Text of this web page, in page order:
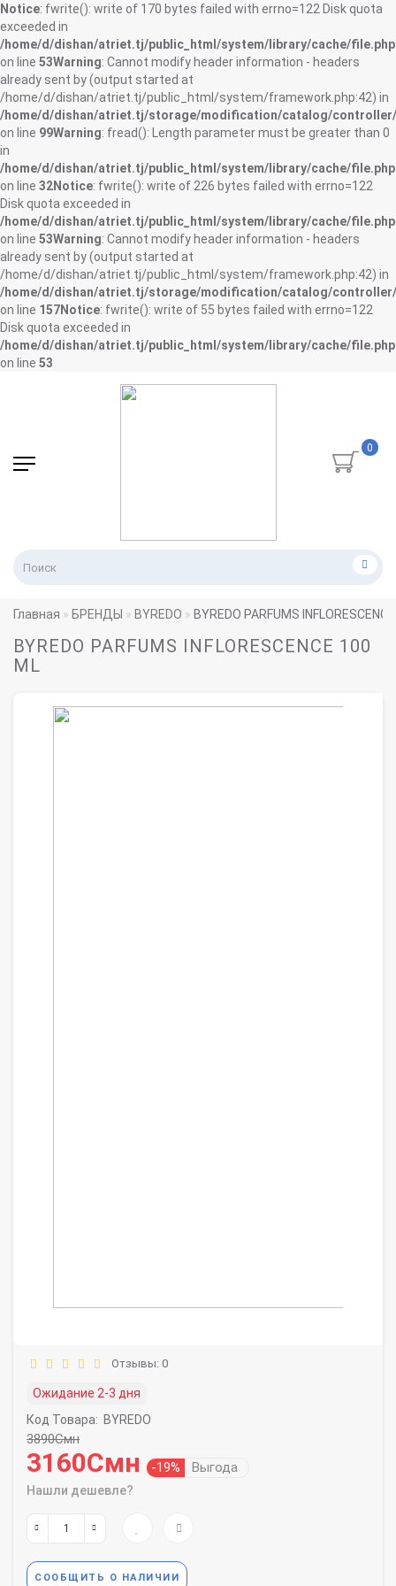
Notice: fwrite(): write of 170 bytes failed with errno=122 Disk quota
exceeded in
/home/d/dishan/atriet.tj/public_html/system/library/cache/file.php
on line 53Warning: Cannot modify header information - headers
already sent by (output started at
/home/d/dishan/atriet.tj/public_html/system/framework.php:42) in
/home/d/dishan/atriet.tj/storage/modification/catalog/
on line 99Warning: fread(): Length parameter must be greater than 0
in
/home/d/dishan/atriet.tj/public_html/system/library/cache/file.php
on line 32Notice: fwrite(): write of 226 bytes failed with errno=122
Disk quota exceeded in
/home/d/dishan/atriet.tj/public_html/system/library/cache/file.php
on line 53Warning: Cannot modify header information - headers
already sent by (output started at
/home/d/dishan/atriet.tj/public_html/system/framework.php:42) in
/home/d/dishan/atriet.tj/storage/modification/catalog/
on line 157Notice: fwrite(): write of 55 bytes failed with errno=122
Disk quota exceeded in
/home/d/dishan/atriet.tj/public_html/system/library/cache/file.php
on line 53
0
Главная БРЕНДЫ BYREDO BYREDO PARFUMS
BYREDO PARFUMS INFLORESCENCE 100
ML
Отзывы: 0
Ожидание 2-3 дня
Код Товара: BYREDO
3890Смн
3160Смн -19% Выгода
Нашли дешевле?
СООБЩИТЬ О НАЛИЧИИ